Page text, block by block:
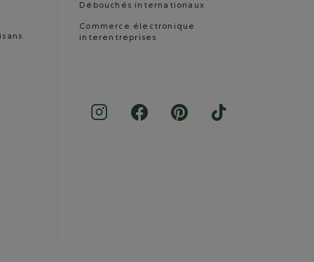
Débouchés internationaux
Commerce électronique
interentreprises